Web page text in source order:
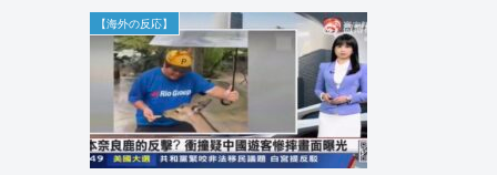
【海外の反応】